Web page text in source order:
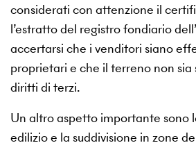
considerati con attenzione il
l’estratto del registro fondiario
accertarsi che i venditori siano
proprietari e che il terreno non
diritti di terzi.
Un altro aspetto importante sono
edilizio e la suddivisione in zone